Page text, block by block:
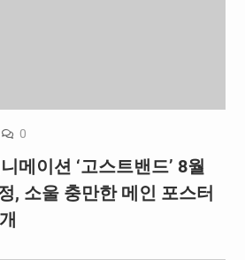
0
메이션 ‘고스트밴드’ 8월
, 소울 충만한 메인 포스터